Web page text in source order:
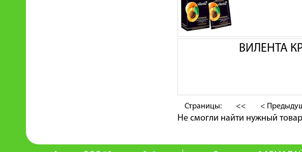
ВИЛЕНТА
Страницы: << <
Не смогли найти нужный